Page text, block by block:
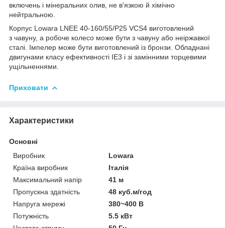
включень і мінеральних олив, не в'язкою й хімічно
нейтральною.
Корпус Lowara LNEE 40-160/55/P25 VCS4 виготовлений
з чавуну, а робоче колесо може бути з чавуну або неіржавкої
сталі. Імпелер може бути виготовлений із бронзи. Обладнані
двигунами класу ефективності IE3 і зі замінними торцевими
ущільненнями.
Приховати
Характеристики
Основні
Виробник
Lowara
Країна виробник
Італія
Максимальний напір
41 м
Пропускна здатність
48 куб.м/год
Напруга мережі
380~400 В
Потужність
5.5 кВт